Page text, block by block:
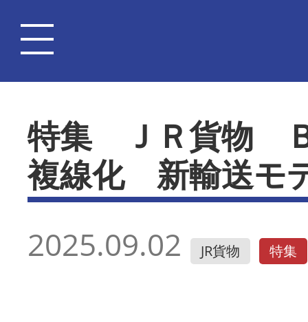
特集 ＪＲ貨物
複線化 新輸送モ
2025.09.02 JR貨物 特集